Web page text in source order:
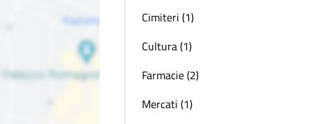
Cimiteri (1)
Cultura (1)
Farmacie (2)
Mercati (1)